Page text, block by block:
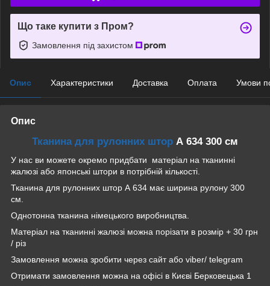
Що таке купити з Пром?
Замовлення під захистом
Опис Характеристики Доставка Оплата Умови
Опис
Тканина для рулонних штор А 634 300 см
У нас ви можете окремо придбати матеріал на тканинні
жалюзі або японські штори в потрібній кількості.
Тканина для рулонних штор А 634 має ширина рулону 300
см.
Однотонна тканина німецького виробництва.
Матеріал на тканинні жалюзі можна порізати в розмір + 30 грн
/ різ
Замовлення можна зробити через сайт або viber/ telegram
Отримати замовлення можна на офісі в Києві Берковецька 1